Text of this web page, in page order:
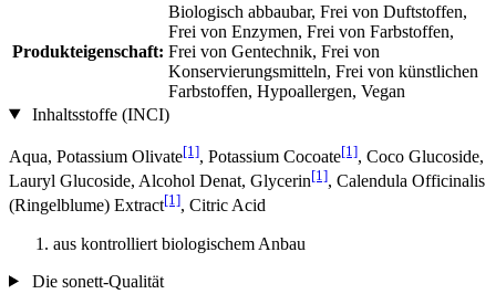
Produkteigenschaft:
Biologisch abbaubar, Frei von Duftstoffen,
Frei von Enzymen, Frei von Farbstoffen,
Frei von Gentechnik, Frei von
Konservierungsmitteln, Frei von künstlichen
Farbstoffen, Hypoallergen, Vegan
Inhaltsstoffe (INCI)
Aqua, Potassium Olivate[1], Potassium Cocoate[1], Coco Glucoside,
Lauryl Glucoside, Alcohol Denat, Glycerin[1], Calendula Officinalis
(Ringelblume) Extract[1], Citric Acid
aus kontrolliert biologischem Anbau
Die sonett-Qualität